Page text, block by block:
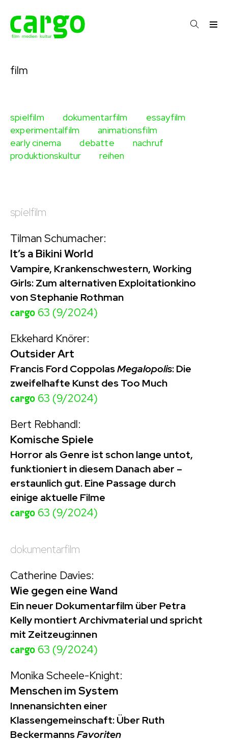
film
spielfilm dokumentarfilm
essayfilm
experimentalfilm
animationsfilm
early cinema
debatte
nachruf
produktionskultur
reihen
spielfilm
Tilman Schumacher:
It’s a Bikini World
Vampire, Krankenschwestern, Working
Girls: Zum alternativen Exploitationkino
von Stephanie Rothman
cargo 63 (9/2024)
Ekkehard Knörer:
Outsider Art
Francis Ford CoppolasMegalopolis: Die
zweifelhafte Kunst des Too Much
cargo 63 (9/2024)
Bert Rebhandl:
Komische Spiele
Horror als Genre ist schon lange ­untot,
funktioniert in diesem Danach aber –
erstaunlich gut. Eine Passage durch
einige aktuelle Filme
cargo 63 (9/2024)
dokumentarfilm
Catherine Davies:
Wie gegen eine Wand
Ein neuer Dokumentarfilm über Petra
Kelly montiert Archivmaterial und spricht
mit Zeitzeug:innen
cargo 63 (9/2024)
Monika Scheele-Knight:
Menschen im System
Innenansichten einer
Klassengemeinschaft: Über Ruth
BeckermannsFavoriten